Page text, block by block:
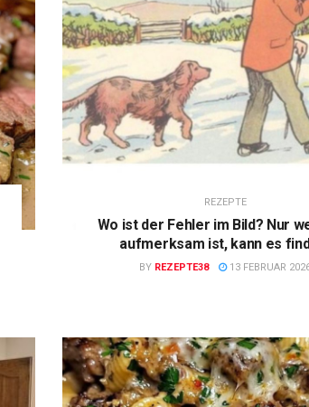
REZEPTE
Wo ist der Fehler im Bild? Nur
aufmerksam ist, kann es
BY REZEPTE38 13 FEBRUAR